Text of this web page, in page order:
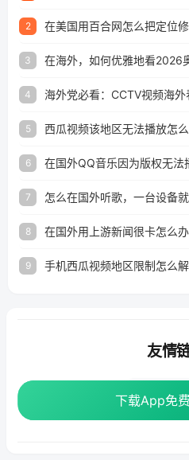
2
3 在海外，如何优雅地看2026
4
5 西瓜视频该地区无法播放怎么
6
7 怎么在国外听歌，一台设备
8
9
下载App免
下载App免
友情